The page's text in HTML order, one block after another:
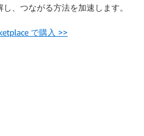
、つながる方法を加速します。
で購入 >>